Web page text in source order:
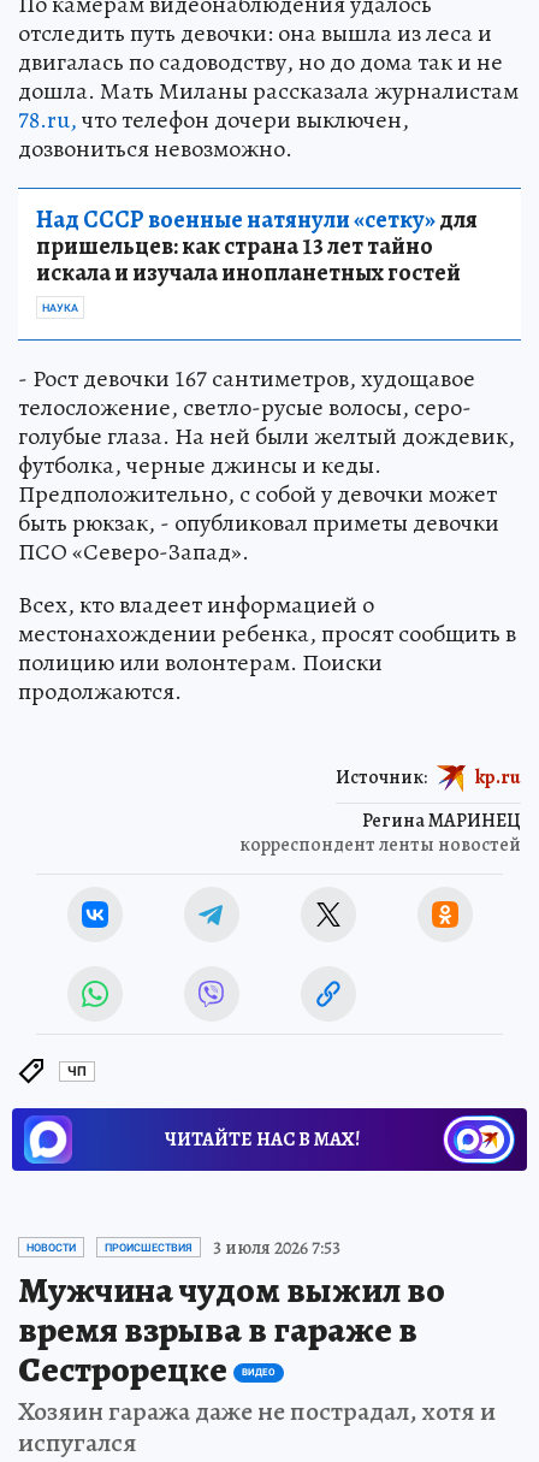
отследить путь девочки: она вышла из леса и
двигалась по садоводству, но до дома так и не
дошла. Мать Миланы рассказала журналистам
78.ru,что телефон дочери выключен,
дозвониться невозможно.
Над СССР военные натянули «сетку»для
пришельцев: как страна 13 лет тайно
искала и изучала инопланетных гостей
НАУКА
- Рост девочки 167 сантиметров, худощавое
телосложение, светло-русые волосы, серо-
голубые глаза. На ней были желтый дождевик,
футболка, черные джинсы и кеды.
Предположительно, с собой у девочки может
быть рюкзак, - опубликовал приметы девочки
ПСО «Северо-Запад».
Всех, кто владеет информацией о
местонахождении ребенка, просят сообщить в
полицию или волонтерам. Поиски
продолжаются.
Регина МАРИНЕЦ
корреспондент ленты новостей
Источник: kp.ru
ЧП
ЧИТАЙТЕ НАС В МАХ!
НОВОСТИ ПРОИСШЕСТВИЯ 3 июля 2026 7:53
Мужчина чудом выжил во
время взрыва в гараже в
Сестрорецке
ВИДЕО
Хозяин гаража даже не пострадал, хотя и
испугался